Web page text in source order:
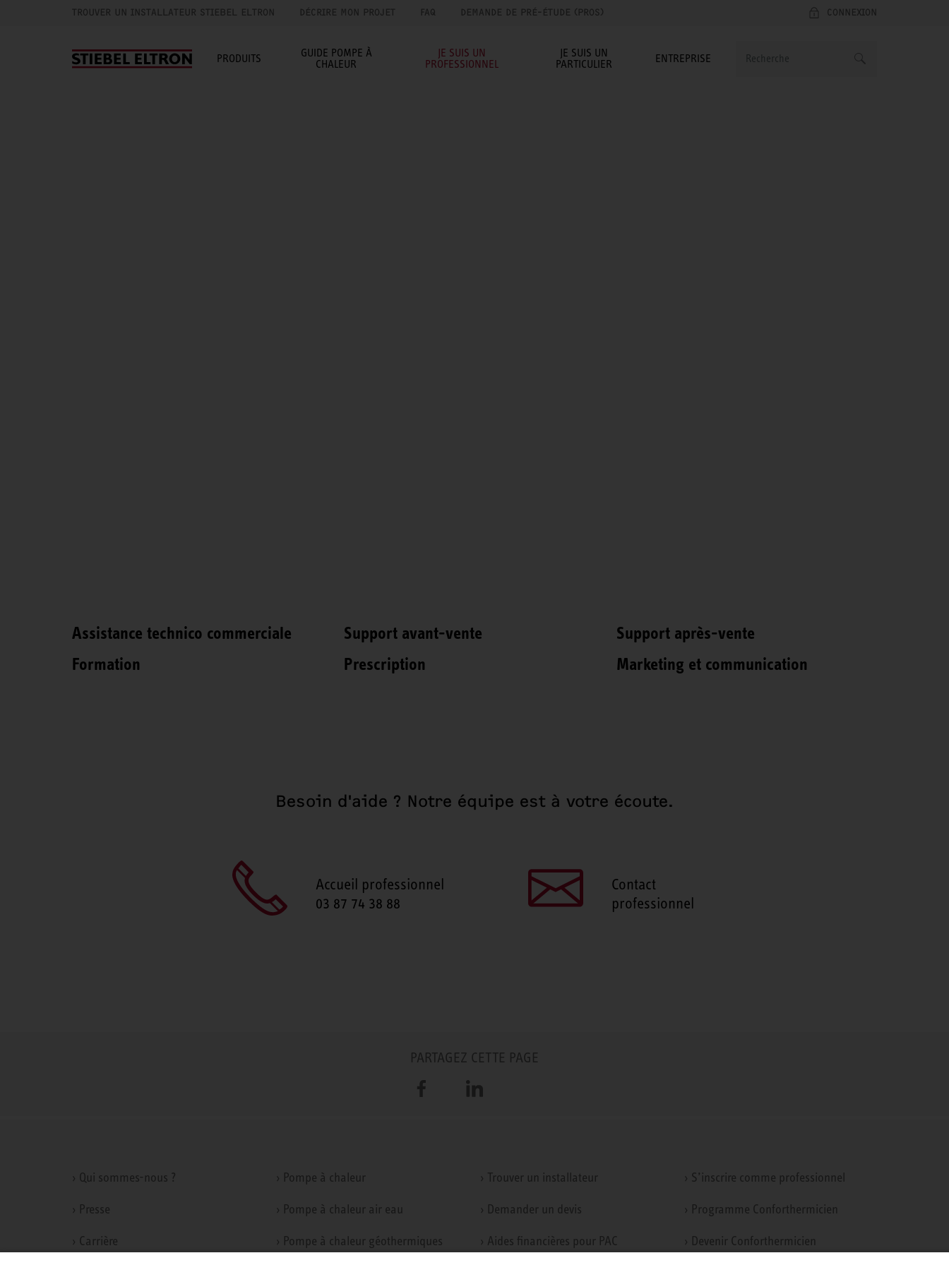
TROUVER UN INSTALLATEUR STIEBEL ELTRON DÉCRIRE MON PROJET FAQ DEMANDE DE PRÉ-ÉTUDE (PROS) CONNEXION
PRODUITS
GUIDE POMPE À
CHALEUR
JE SUIS UN
PROFESSIONNEL
JE SUIS UN
PARTICULIER
ENTREPRISE
Assistance technico commerciale
Formation
Support avant-vente
Prescription
Support après-vente
Marketing et communication
Besoin d'aide ? Notre équipe est à votre écoute.
Accueil professionnel
03 87 74 38 88
Contact
professionnel
PARTAGEZ CETTE PAGE
Facebook LinkedIn
› Qui sommes-nous ?
› Presse
› Carrière
› Pompe à chaleur
› Pompe à chaleur air eau
› Pompe à chaleur géothermiques
› Trouver un installateur
› Demander un devis
› Aides financières pour PAC
› S’inscrire comme professionnel
› Programme Conforthermicien
› Devenir Conforthermicien